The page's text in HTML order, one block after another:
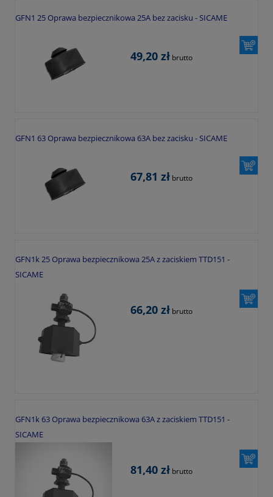
GFN1 25 Oprawa bezpiecznikowa 25A bez zacisku - SICAME
49,20 zł brutto
GFN1 63 Oprawa bezpiecznikowa 63A bez zacisku - SICAME
67,81 zł brutto
GFN1k 25 Oprawa bezpiecznikowa 25A z zaciskiem TTD151 -
SICAME
66,20 zł brutto
GFN1k 63 Oprawa bezpiecznikowa 63A z zaciskiem TTD151 -
SICAME
81,40 zł brutto